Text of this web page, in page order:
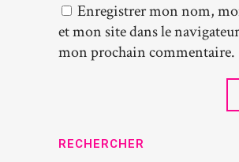
Enregistrer mon nom,
et mon site dans le
mon prochain commentaire.
RECHERCHER